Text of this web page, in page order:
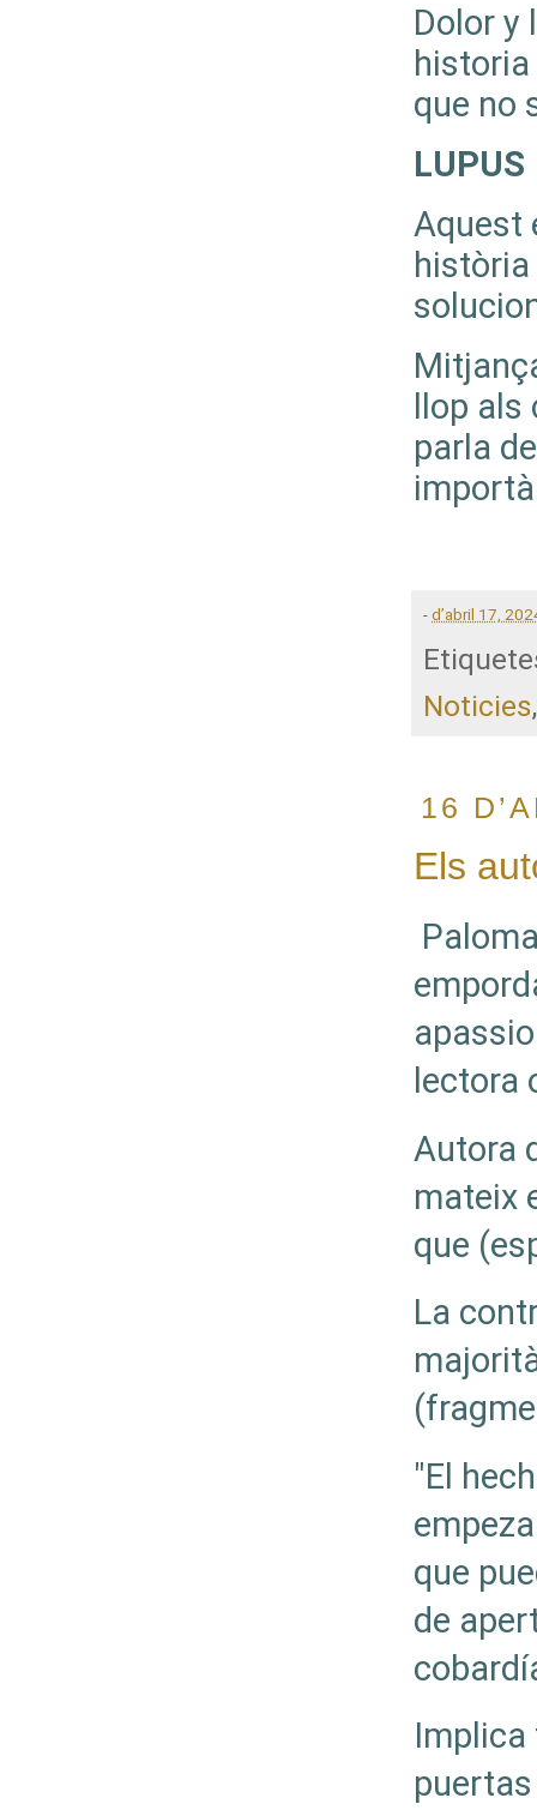
Dolor y
que no
LUPUS
Aquest
llop
parla
-d’abril 17,
Noticies
16
Els
lectora
Autora
mateix
que
La
"El
que
de
Implica